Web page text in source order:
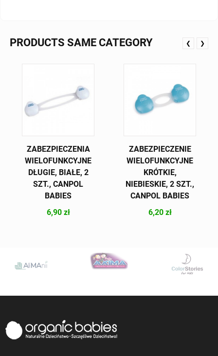
PRODUCTS SAME CATEGORY
ZABEZPIECZENIA
WIELOFUNKCYJNE
DŁUGIE, BIAŁE, 2
SZT., CANPOL
BABIES
6,90 zł
ZABEZPIECZENIE
WIELOFUNKCYJNE
KRÓTKIE,
NIEBIESKIE, 2 SZT.,
CANPOL BABIES
6,20 zł
❮ ❯